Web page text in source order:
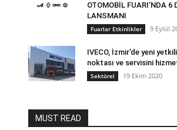
OTOMOBİL FUARI’NDA 6
LANSMANI
Fuarlar Etkinlikler 9 Eylül
IVECO, İzmir’de yeni
noktası ve servisini
Sektörel 19 Ekim 2020
MUST READ